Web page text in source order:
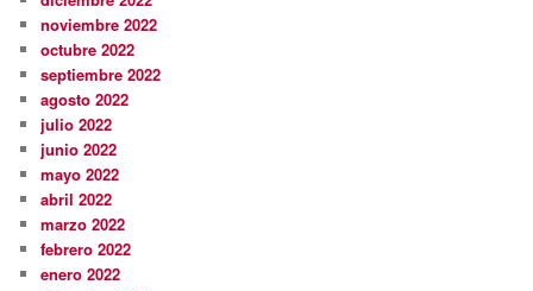
noviembre 2022
octubre 2022
septiembre 2022
agosto 2022
julio 2022
junio 2022
mayo 2022
abril 2022
marzo 2022
febrero 2022
enero 2022